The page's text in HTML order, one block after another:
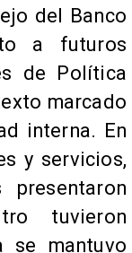
del Banco
a futuros
de Política
marcado
interna. En
y servicios,
tuvieron
se mantuvo